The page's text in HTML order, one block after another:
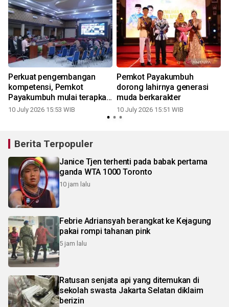
Perkuat pengembangan
kompetensi, Pemkot
Payakumbuh mulai terapkan
ASN Corporate University
10 July 2026 15:53 WIB
Pemkot Payakumbuh
dorong lahirnya generasi
muda berkarakter
10 July 2026 15:51 WIB
Berita Terpopuler
Janice Tjen terhenti pada babak pertama
ganda WTA 1000 Toronto
10 jam lalu
Febrie Adriansyah berangkat ke Kejagung
pakai rompi tahanan pink
5 jam lalu
Ratusan senjata api yang ditemukan di
sekolah swasta Jakarta Selatan diklaim
berizin